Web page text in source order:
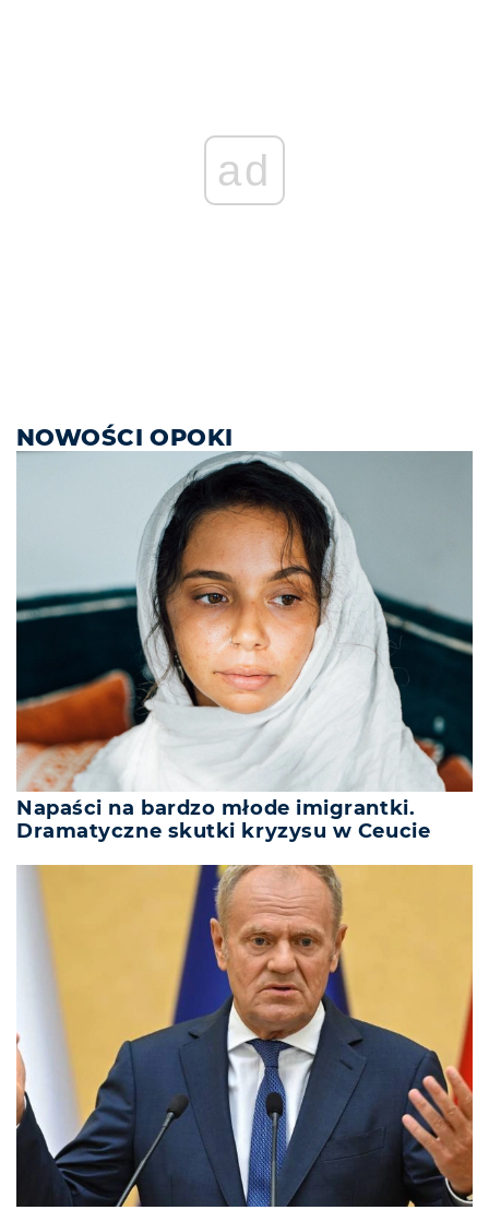
ad
NOWOŚCI OPOKI
Napaści na bardzo młode imigrantki.
Dramatyczne skutki kryzysu w Ceucie